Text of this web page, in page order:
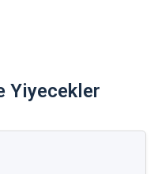
Yiyecekler